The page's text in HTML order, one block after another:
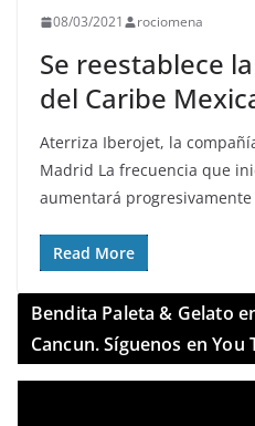
08/03/2021 rociomena
Se reestablece
del Caribe
Aterriza Iberojet, la
Madrid La frecuencia que
aumentará progresivamente
Read More
Bendita Paleta & Gelato
Cancun. Síguenos en You